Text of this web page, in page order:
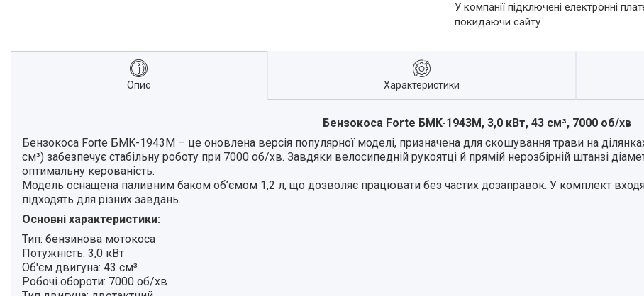
У компанії підключені електронні
покидаючи сайту.
Опис Характеристики
Бензокоса Forte БMK-1943М, 3,0 кВт, 43 см³, 7000 об/хв
Бензокоса Forte БMK-1943М – це оновлена версія популярної моделі, призначена для скошування трави на
см³) забезпечує стабільну роботу при 7000 об/хв. Завдяки велосипедній рукоятці й прямій нерозбірній штанзі
оптимальну керованість.
Модель оснащена паливним баком об’ємом 1,2 л, що дозволяє працювати без частих дозаправок. У комплект
підходять для різних завдань.
Основні характеристики:
Тип: бензинова мотокоса
Потужність: 3,0 кВт
Об'єм двигуна: 43 см³
Робочі обороти: 7000 об/хв